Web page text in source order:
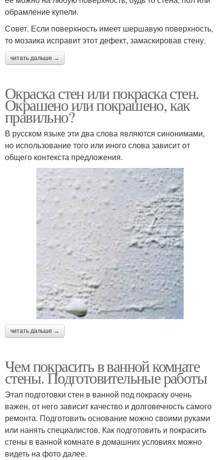
обрамление купели.
Совет. Если поверхность имеет шершавую поверхность,
то мозаика исправит этот дефект, замаскировав стену.
читать дальше →
Окраска стен или покраска стен.
Окрашено или покрашено, как
правильно?
В русском языке эти два слова являются синонимами,
но использование того или иного слова зависит от
общего контекста предложения.
читать дальше →
Чем покрасить в ванной комнате
стены. Подготовительные работы
Этап подготовки стен в ванной под покраску очень
важен, от него зависит качество и долговечность самого
ремонта. Подготовить основание можно своими руками
или нанять специалистов. Как подготовить и покрасить
стены в ванной комнате в домашних условиях можно
видеть на фото далее.